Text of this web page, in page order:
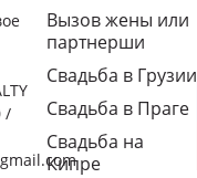
/
Вызов жены или
партнерши
Свадьба в Грузии
Свадьба в Праге
Свадьба на
Кипре